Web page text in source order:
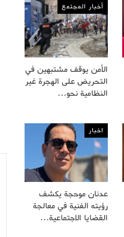
أخبار المجتمع
الأمن يوقف مشتبهين في
التحريض على الهجرة غير
النظامية نحو…
اخبار
عدنان موحجة يكشف
رؤيته الفنية في معالجة
القضايا الاجتماعية…